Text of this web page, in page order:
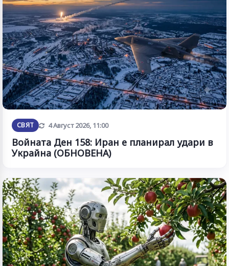
СВЯТ Обновена
4 Август 2026, 11:00
Войната Ден 158: Иран е планирал удари в
Украйна (ОБНОВЕНА)